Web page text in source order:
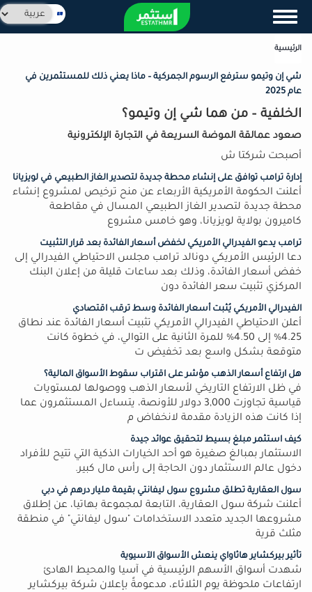
المحتوى
الرئيسي
Toggle navigation
Select
your
الرئيسية
شي إن وتيمو سترفع الرسوم الجمركية – ماذا يعني ذلك للمستثمرين في
عام 2025
الخلفية – من هما شي إن وتيمو؟
صعود عمالقة الموضة السريعة في التجارة الإلكترونية
أصبحت شركتا ش
إدارة ترامب توافق على إنشاء محطة جديدة لتصدير الغاز الطبيعي في لويزيانا
أعلنت الحكومة الأمريكية الأربعاء عن منح ترخيص لمشروع إنشاء
محطة جديدة لتصدير الغاز الطبيعي المسال في مقاطعة
كاميرون بولاية لويزيانا، وهو خامس مشروع
ترامب يدعو الفيدرالي الأمريكي لخفض أسعار الفائدة بعد قرار التثبيت
دعا الرئيس الأمريكي دونالد ترامب مجلس الاحتياطي الفيدرالي إلى
خفض أسعار الفائدة، وذلك بعد ساعات قليلة من إعلان البنك
المركزي تثبيت سعر الفائدة دون
الفيدرالي الأمريكي يُثبت أسعار الفائدة وسط ترقب اقتصادي
أعلن الاحتياطي الفيدرالي الأمريكي تثبيت أسعار الفائدة عند نطاق
4.25% إلى 4.50% للمرة الثانية على التوالي، في خطوة كانت
متوقعة بشكل واسع بعد تخفيض ت
هل ارتفاع أسعار الذهب مؤشر على اقتراب سقوط الأسواق المالية؟
في ظل الارتفاع التاريخي لأسعار الذهب ووصولها لمستويات
قياسية تجاوزت 3,000 دولار للأونصة، يتساءل المستثمرون عما
إذا كانت هذه الزيادة مقدمة لانخفاض م
كيف استثمر مبلغ بسيط لتحقيق عوائد جيدة
الاستثمار بمبالغ صغيرة هو أحد الخيارات الذكية التي تتيح للأفراد
دخول عالم الاستثمار دون الحاجة إلى رأس مال كبير.
سول العقارية تطلق مشروع سول ليفانتي بقيمة مليار درهم في دبي
أعلنت شركة سول العقارية، التابعة لمجموعة بهاتيا، عن إطلاق
مشروعها الجديد متعدد الاستخدامات "سول ليفانتي" في منطقة
مثلث قرية
تأثير بيركشاير هاثاواي ينعش الأسواق الآسيوية
شهدت أسواق الأسهم الرئيسية في آسيا والمحيط الهادئ
ارتفاعات ملحوظة يوم الثلاثاء، مدعومةً بإعلان شركة بيركشاير